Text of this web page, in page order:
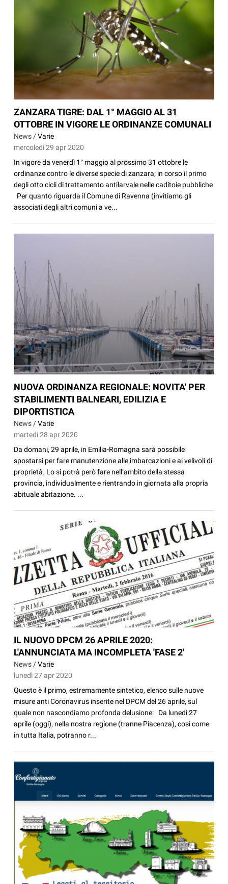
ZANZARA TIGRE: DAL 1° MAGGIO AL 31
OTTOBRE IN VIGORE LE ORDINANZE COMUNALI
News /Varie
mercoledì 29 apr 2020
In vigore da venerdì 1° maggio al prossimo 31 ottobre le
ordinanze contro le diverse specie di zanzara; in corso il primo
degli otto cicli di trattamento antilarvale nelle caditoie pubbliche
Per quanto riguarda il Comune di Ravenna (invitiamo gli
associati degli altri comuni a ve...
NUOVA ORDINANZA REGIONALE: NOVITA' PER
STABILIMENTI BALNEARI, EDILIZIA E
DIPORTISTICA
News /Varie
martedì 28 apr 2020
Da domani, 29 aprile, in Emilia-Romagna sarà possibile
spostarsi per fare manutenzione alle imbarcazioni e ai velivoli di
proprietà. Lo si potrà però fare nell’ambito della stessa
provincia, individualmente e rientrando in giornata alla propria
abituale abitazione. ...
IL NUOVO DPCM 26 APRILE 2020:
L'ANNUNCIATA MA INCOMPLETA 'FASE 2'
News /Varie
lunedì 27 apr 2020
Questo è il primo, estremamente sintetico, elenco sulle nuove
misure anti Coronavirus inserite nel DPCM del 26 aprile, sul
quale non nascondiamo profonda delusione: Da lunedì 27
aprile (oggi), nella nostra regione (tranne Piacenza), così come
in tutta Italia, potranno r...